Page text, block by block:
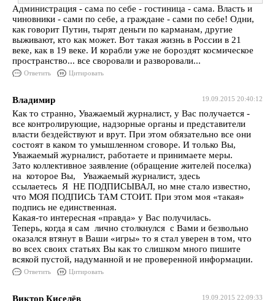
Администрация - сама по себе - гостиница - сама. Власть и
чиновники - сами по себе, а граждане - сами по себе! Одни,
как говорит Путин, тырят деньги по карманам, другие
выживают, кто как может. Вот такая жизнь в России в 21
веке, как в 19 веке. И корабли уже не бороздят космическое
пространство... все своровали и разворовали...
Ответить Цитировать
19.09.2015 20:40:12
Владимир
Как то странно, Уважаемый журналист, у Вас получается -
все контролирующие, надзорные органы и представители
власти бездействуют и врут. При этом обязательно все они
состоят в каком то умышленном сговоре. И только Вы,
Уважаемый журналист, работаете и принимаете меры.
Зато коллективное заявление (обращение жителей поселка)
на которое Вы, Уважаемый журналист, здесь
ссылаетесь Я НЕ ПОДПИСЫВАЛ, но мне стало известно,
что МОЯ ПОДПИСЬ ТАМ СТОИТ. При этом моя «такая»
подпись не единственная.
Какая-то интересная «правда» у Вас получилась.
Теперь, когда я сам лично столкнулся с Вами и безвольно
оказался втянут в Ваши «игры» то я стал уверен в том, что
во всех своих статьях Вы как то слишком много пишите
всякой пустой, надуманной и не проверенной информации.
Ответить Цитировать
19.09.2015 22:09:33
Виктор Киселёв